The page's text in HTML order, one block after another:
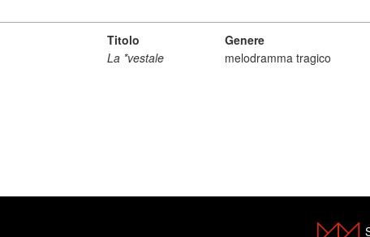
Titolo Genere
La *vestale melodramma tragico